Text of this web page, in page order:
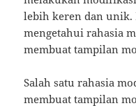
lebih keren dan unik.
mengetahui rahasia
membuat tampilan
Salah satu rahasia
membuat tampilan